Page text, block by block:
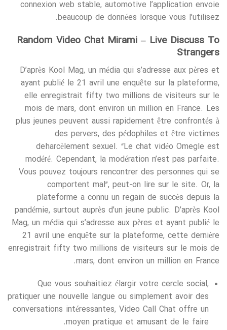
connexion web stable, automotive l’application envoie
beaucoup de données lorsque vous l’utilisez.
Random Video Chat Mirami – Live Discuss To
Strangers
D’après Kool Mag, un média qui s’adresse aux pères et
ayant publié le 21 avril une enquête sur la plateforme,
elle enregistrait fifty two millions de visiteurs sur le
mois de mars, dont environ un million en France. Les
plus jeunes peuvent aussi rapidement être confrontés à
des pervers, des pédophiles et être victimes
de harcèlement sexuel. “Le chat vidéo Omegle est
modéré. Cependant, la modération n’est pas parfaite.
Vous pouvez toujours rencontrer des personnes qui se
comportent mal”, peut-on lire sur le site. Or, la
plateforme a connu un regain de succès depuis la
pandémie, surtout auprès d’un jeune public. D’après Kool
Mag, un média qui s’adresse aux pères et ayant publié le
21 avril une enquête sur la plateforme, cette dernière
enregistrait fifty two millions de visiteurs sur le mois de
mars, dont environ un million en France.
Que vous souhaitiez élargir votre cercle social,
pratiquer une nouvelle langue ou simplement avoir des
conversations intéressantes, Video Call Chat offre un
moyen pratique et amusant de le faire.